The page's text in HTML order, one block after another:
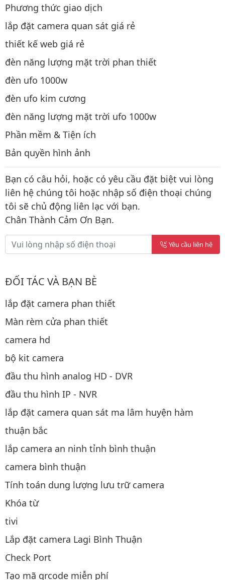
Phương thức giao dịch
lắp đặt camera quan sát giá rẻ
thiết kế web giá rẻ
đèn năng lượng mặt trời phan thiết
đèn ufo 1000w
đèn ufo kim cương
đèn năng lượng mặt trời ufo 1000w
Phần mềm & Tiện ích
Bản quyền hình ảnh
Bạn có câu hỏi, hoặc có yêu cầu đặt biệt vui lòng
liên hệ chúng tôi hoặc nhập số điện thoại chúng
tôi sẽ chủ động liên lạc với bạn.
Chân Thành Cảm Ơn Bạn.
Yêu cầu liên hệ
ĐỐI TÁC VÀ BẠN BÈ
lắp đặt camera phan thiết
Màn rèm cửa phan thiết
camera hd
bộ kit camera
đầu thu hình analog HD - DVR
đầu thu hình IP - NVR
lắp đặt camera quan sát ma lâm huyện hàm
thuận bắc
lắp camera an ninh tỉnh bình thuận
camera bình thuận
Tính toán dung lượng lưu trữ camera
Khóa từ
tivi
Lắp đặt camera Lagi Bình Thuận
Check Port
Tạo mã qrcode miễn phí